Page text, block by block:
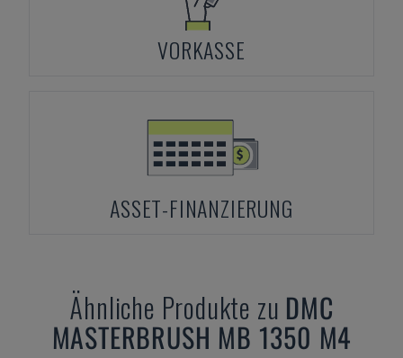
VORKASSE
ASSET-FINANZIERUNG
Ähnliche Produkte zu DMC
MASTERBRUSH MB 1350 M4